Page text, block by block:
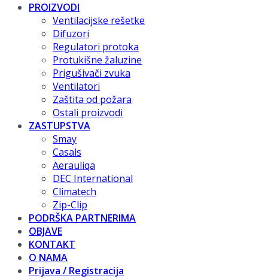
PROIZVODI
Ventilacijske rešetke
Difuzori
Regulatori protoka
Protukišne žaluzine
Prigušivači zvuka
Ventilatori
Zaštita od požara
Ostali proizvodi
ZASTUPSTVA
Smay
Casals
Aerauliqa
DEC International
Climatech
Zip-Clip
PODRŠKA PARTNERIMA
OBJAVE
KONTAKT
O NAMA
Prijava / Registracija